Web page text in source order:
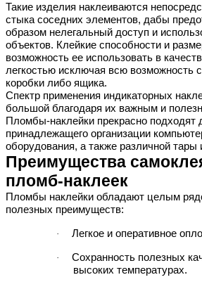
Такие изделия наклеиваются
стыка соседних элементов, дабы
образом нелегальный доступ и
объектов. Клейкие способности и
возможность ее использовать в
легкостью исключая всю возможность
коробки либо ящика.
Спектр применения индикаторных
большой благодаря их важным и
Пломбы-наклейки прекрасно подходят
принадлежащего организации
оборудования, а также различной тары
Преимущества
пломб-наклеек
Пломбы наклейки обладают целым
полезных преимуществ:
· Легкое и оперативное
·
Сохранность полезных
высоких температурах.